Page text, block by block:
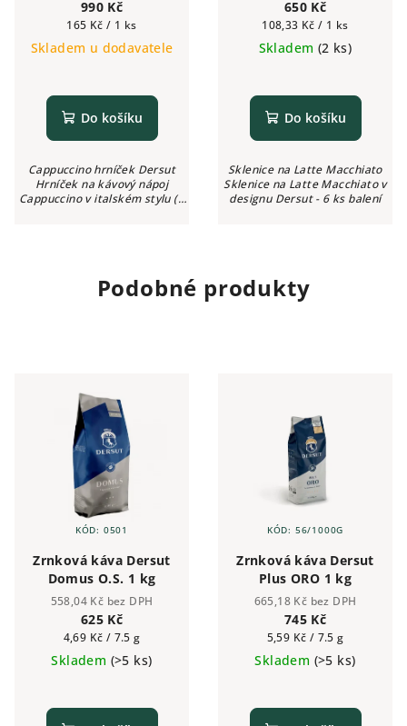
990 Kč
Měrná
cena:
165 Kč / 1 ks
Skladem u dodavatele
Do košíku
Cappuccino hrníček Dersut
Hrníček na kávový nápoj
Cappuccino v italském stylu (6
650 Kč
Měrná
cena:
108,33 Kč / 1 ks
Skladem (2 ks)
Do košíku
Sklenice na Latte Macchiato
Sklenice na Latte Macchiato v
designu Dersut - 6 ks balení
Podobné produkty
Zrnková káva Dersut
Domus O.S. 1 kg
558,04 Kč bez DPH
625 Kč
Měrná
cena:
4,69 Kč / 7.5 g
Skladem (>5 ks)
KÓD: 0501
Zrnková káva Dersut
Plus ORO 1 kg
665,18 Kč bez DPH
745 Kč
Měrná
cena:
5,59 Kč / 7.5 g
Skladem (>5 ks)
KÓD: 56/1000G